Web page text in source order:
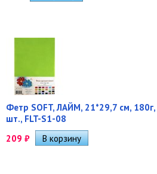
Фетр SOFT, ЛАЙМ, 21*29,7 см,
шт., FLT-S1-08
209 ₽